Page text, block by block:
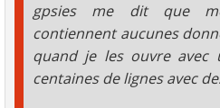
gpsies me dit que
contiennent aucunes
quand je les ouvre avec
centaines de lignes avec